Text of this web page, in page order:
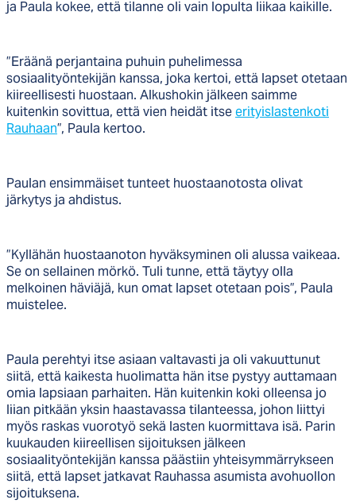
ja Paula kokee, että tilanne oli vain lopulta liikaa kaikille.
”Eräänä perjantaina puhuin puhelimessa
sosiaalityöntekijän kanssa, joka kertoi, että lapset otetaan
kiireellisesti huostaan. Alkushokin jälkeen saimme
kuitenkin sovittua, että vien heidät itseerityislastenkoti
Rauhaan”, Paula kertoo.
Paulan ensimmäiset tunteet huostaanotosta olivat
järkytys ja ahdistus.
”Kyllähän huostaanoton hyväksyminen oli alussa vaikeaa.
Se on sellainen mörkö. Tuli tunne, että täytyy olla
melkoinen häviäjä, kun omat lapset otetaan pois”, Paula
muistelee.
Paula perehtyi itse asiaan valtavasti ja oli vakuuttunut
siitä, että kaikesta huolimatta hän itse pystyy auttamaan
omia lapsiaan parhaiten. Hän kuitenkin koki olleensa jo
liian pitkään yksin haastavassa tilanteessa, johon liittyi
myös raskas vuorotyö sekä lasten kuormittava isä. Parin
kuukauden kiireellisen sijoituksen jälkeen
sosiaalityöntekijän kanssa päästiin yhteisymmärrykseen
siitä, että lapset jatkavat Rauhassa asumista avohuollon
sijoituksena.